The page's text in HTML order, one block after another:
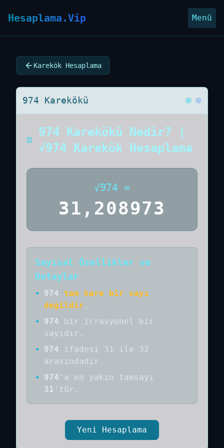
Hesaplama.Vip Menü
Karekök Hesaplama
974 Karekökü
974 Karekökü Nedir? |
√974 Karekök Hesaplama
√974 =
31,208973
Sayısal Özellikler ve
Detaylar
• 974
tam kare bir sayı
değildir .
•
974 bir
irrasyonel bir
sayıdır .
•
974
ifadesi 31 ile 32
arasındadır.
•
974 'a en yakın tamsayı
31 'tür.
Yeni Hesaplama